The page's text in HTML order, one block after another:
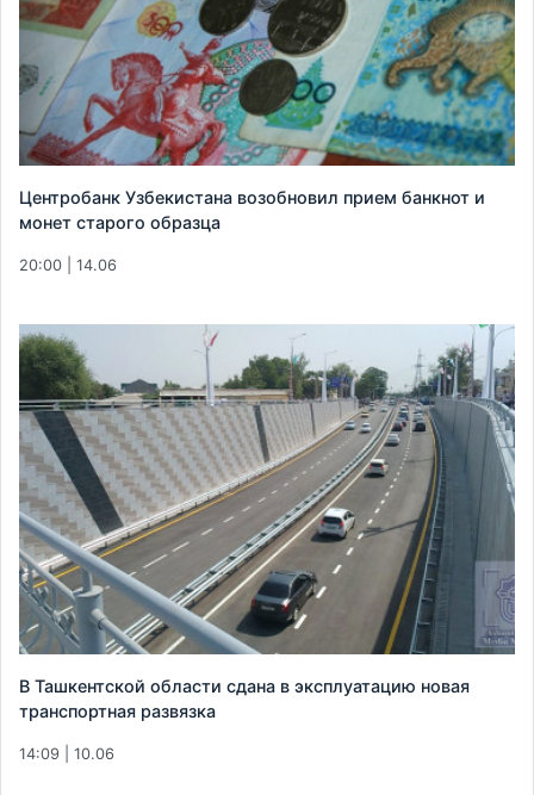
Центробанк Узбекистана возобновил прием банкнот и
монет старого образца
20:00 | 14.06
В Ташкентской области сдана в эксплуатацию новая
транспортная развязка
14:09 | 10.06